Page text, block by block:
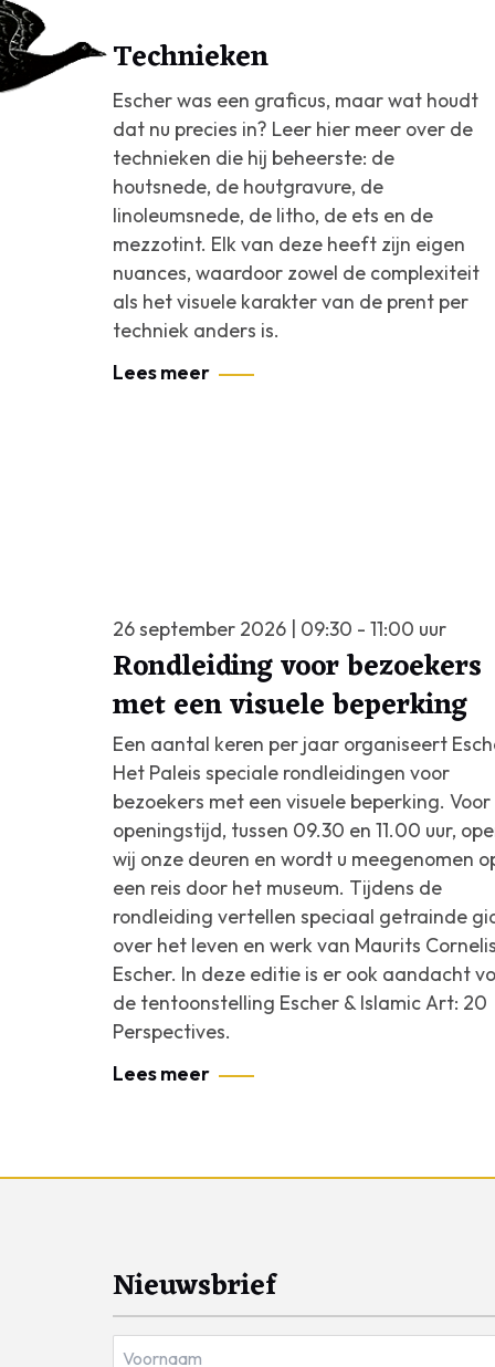
Technieken
Escher was een graficus, maar wat houdt
dat nu precies in? Leer hier meer over de
technieken die hij beheerste: de
houtsnede, de houtgravure, de
linoleumsnede, de litho, de ets en de
mezzotint. Elk van deze heeft zijn eigen
nuances, waardoor zowel de complexiteit
als het visuele karakter van de prent per
techniek anders is.
Lees meer
26 september 2026 | 09:30 - 11:00 uur
Rondleiding voor bezoekers
met een visuele beperking
Een aantal keren per jaar organiseert
Het Paleis speciale rondleidingen voor
bezoekers met een visuele beperking. Voor
openingstijd, tussen 09.30 en 11.00 uur,
wij onze deuren en wordt u meegenomen
een reis door het museum. Tijdens de
rondleiding vertellen speciaal getrainde
over het leven en werk van Maurits Cornelis
Escher. In deze editie is er ook aandacht
de tentoonstelling Escher & Islamic Art: 20
Perspectives.
Lees meer
Nieuwsbrief